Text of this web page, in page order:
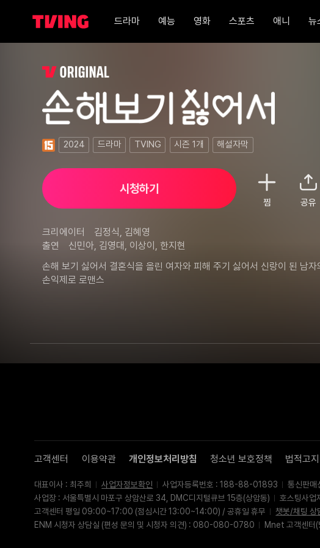
드라마 예능 영화 스포츠 애니 뉴
2024 드라마 TVING 시즌 1개 해설자막
시청하기
찜 공유
크리에이터
김정식, 김혜영
출연
신민아, 김영대, 이상이, 한지현
손해 보기 싫어서 결혼식을 올린 여자와 피해 주기 싫어서 신랑이 된 남자
고객센터 이용약관 개인정보처리방침 청소년 보호정책 법적고지
대표이사 : 최주희 사업자정보확인 사업자등록번호 : 188-88-01893
통신판
사업장 : 서울특별시 마포구 상암산로 34, DMC디지털큐브 15층(상암동)
호스팅사업
고객센터 평일 09:00~17:00 (점심시간 13:00~14:00) / 공휴일 휴무
챗봇/채팅 상
ENM 시청자 상담실 (편성 문의 및 시청자 의견) : 080-080-0780
Mnet 고객센터